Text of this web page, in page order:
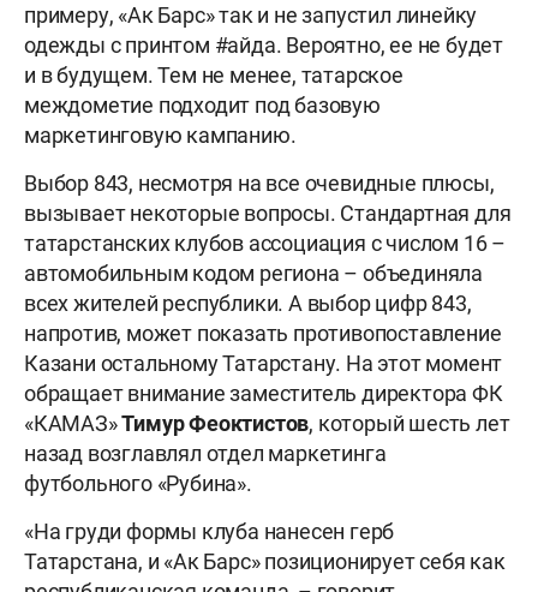
примеру, «Ак Барс» так и не запустил линейку
одежды с принтом #айда. Вероятно, ее не будет
и в будущем. Тем не менее, татарское
междометие подходит под базовую
маркетинговую кампанию.
Выбор 843, несмотря на все очевидные плюсы,
вызывает некоторые вопросы. Стандартная для
татарстанских клубов ассоциация с числом 16 –
автомобильным кодом региона – объединяла
всех жителей республики. А выбор цифр 843,
напротив, может показать противопоставление
Казани остальному Татарстану. На этот момент
обращает внимание заместитель директора ФК
«КАМАЗ»Тимур Феоктистов, который шесть лет
назад возглавлял отдел маркетинга
футбольного «Рубина».
«На груди формы клуба нанесен герб
Татарстана, и «Ак Барс» позиционирует себя как